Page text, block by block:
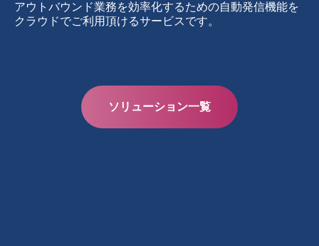
アウトバウンド業務を効率化するための自動発信機能を
クラウドでご利用頂けるサービスです。
ソリューション一覧